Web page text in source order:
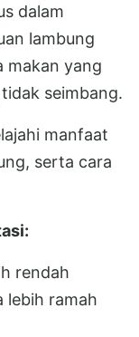
dalam
lambung
makan yang
seimbang.
manfaat
serta cara
rendah
lebih ramah